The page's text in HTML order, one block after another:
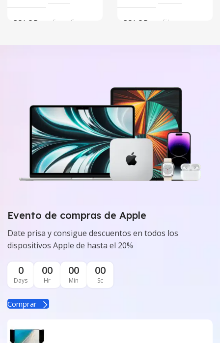
COLOR Space Gray COLOR Silver
Evento de compras de Apple
Date prisa y consigue descuentos en todos los
dispositivos Apple de hasta el 20%
0
Days
00
Hr
00
Min
00
Sc
Comprar